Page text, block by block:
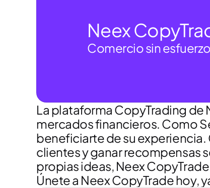
Neex
Comercio sin
La plataforma CopyTrading de
mercados financieros. Como
beneficiarte de su
clientes y ganar recompensas
propias ideas, Neex
Únete a Neex CopyTrade hoy,